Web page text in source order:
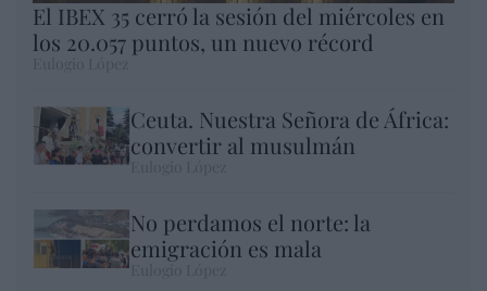
El IBEX 35 cerró la sesión del miércoles en
los 20.057 puntos, un nuevo récord
Ceuta. Nuestra Señora de África:
convertir al musulmán
No perdamos el norte: la
emigración es mala